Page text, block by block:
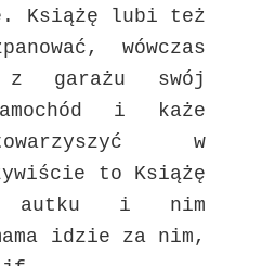
Książę lubi też
wówczas
z garażu swój
i każe
w
to Książę
autku i nim
idzie za nim,